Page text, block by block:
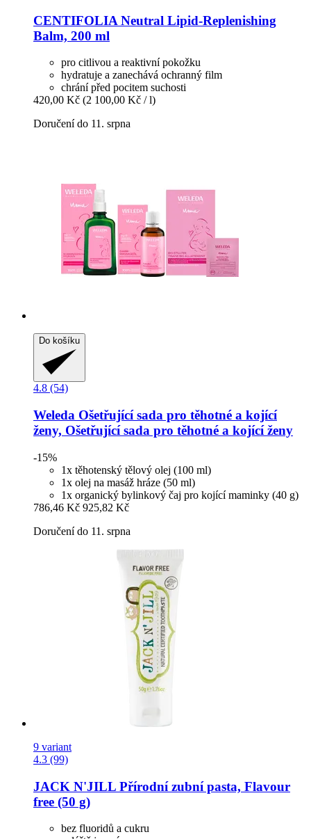
CENTIFOLIA Neutral Lipid-​Replenishing
Balm, 200 ml
pro citlivou a reaktivní pokožku
hydratuje a zanechává ochranný film
chrání před pocitem suchosti
420,00 Kč (2 100,00 Kč / l)
Doručení do 11. srpna
Do košíku
4.8 (54)
Weleda Ošetřující sada pro těhotné a kojící
ženy, Ošetřující sada pro těhotné a kojící ženy
-15%
1x těhotenský tělový olej (100 ml)
1x olej na masáž hráze (50 ml)
1x organický bylinkový čaj pro kojící maminky (40 g)
786,46 Kč 925,82 Kč
Doručení do 11. srpna
9 variant
4.3 (99)
JACK N'JILL Přírodní zubní pasta, Flavour
free (50 g)
bez fluoridů a cukru